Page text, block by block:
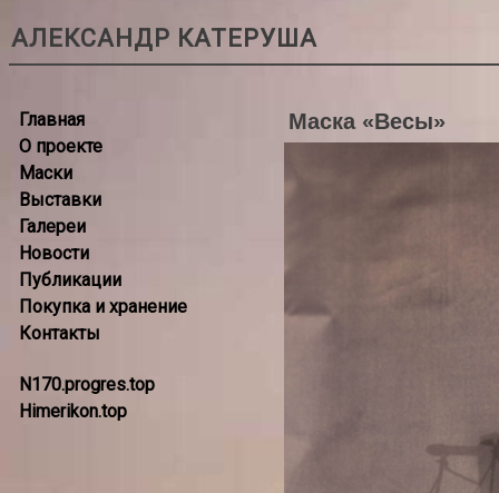
АЛЕКСАНДР КАТЕРУША
Главная
О проекте
Маски
Выставки
Галереи
Новости
Публикации
Покупка и хранение
Контакты
N170.progres.top
Himerikon.top
Маска «Весы»